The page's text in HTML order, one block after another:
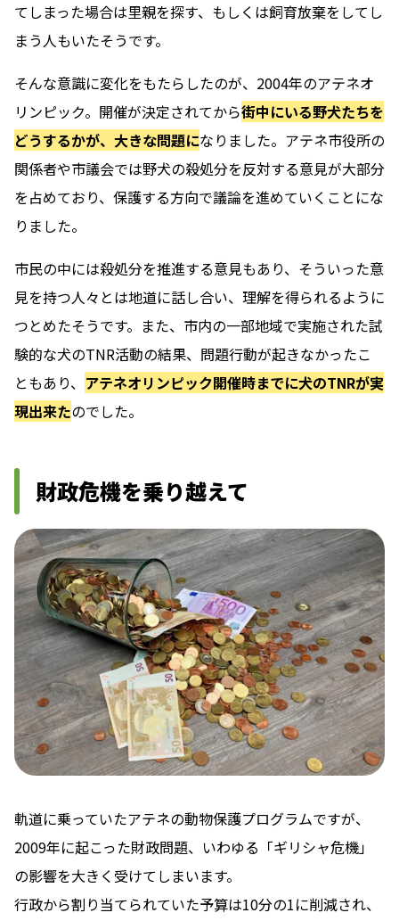
てしまった場合は里親を探す、もしくは飼育放棄をしてし
まう人もいたそうです。
そんな意識に変化をもたらしたのが、2004年のアテネオ
リンピック。開催が決定されてから街中にいる野犬たちを
どうするかが、大きな問題になりました。アテネ市役所の
関係者や市議会では野犬の殺処分を反対する意見が大部分
を占めており、保護する方向で議論を進めていくことにな
りました。
市民の中には殺処分を推進する意見もあり、そういった意
見を持つ人々とは地道に話し合い、理解を得られるように
つとめたそうです。また、市内の一部地域で実施された試
験的な犬のTNR活動の結果、問題行動が起きなかったこ
ともあり、 アテネオリンピック開催時までに犬のTNRが実
現出来たのでした。
財政危機を乗り越えて
軌道に乗っていたアテネの動物保護プログラムですが、
2009年に起こった財政問題、いわゆる「ギリシャ危機」
の影響を大きく受けてしまいます。
行政から割り当てられていた予算は10分の1に削減され、